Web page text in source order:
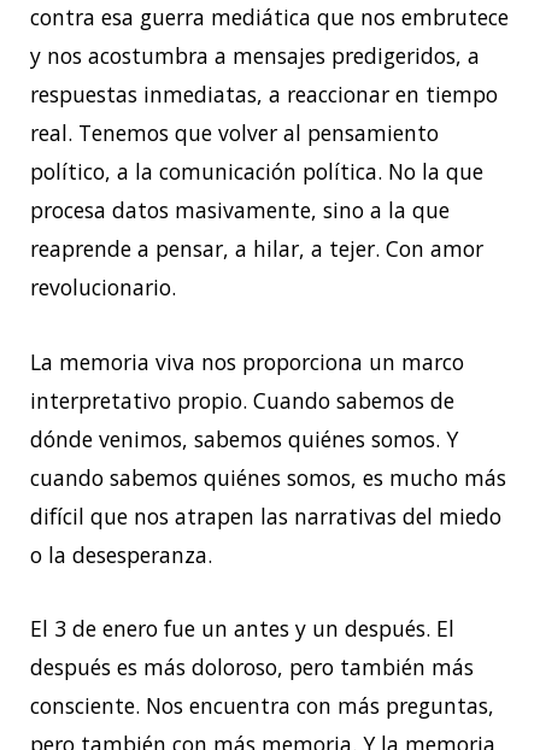
contra esa guerra mediática que nos embrutece
y nos acostumbra a mensajes predigeridos, a
respuestas inmediatas, a reaccionar en tiempo
real. Tenemos que volver al pensamiento
político, a la comunicación política. No la que
procesa datos masivamente, sino a la que
reaprende a pensar, a hilar, a tejer. Con amor
revolucionario.
La memoria viva nos proporciona un marco
interpretativo propio. Cuando sabemos de
dónde venimos, sabemos quiénes somos. Y
cuando sabemos quiénes somos, es mucho más
difícil que nos atrapen las narrativas del miedo
o la desesperanza.
El 3 de enero fue un antes y un después. El
después es más doloroso, pero también más
consciente. Nos encuentra con más preguntas,